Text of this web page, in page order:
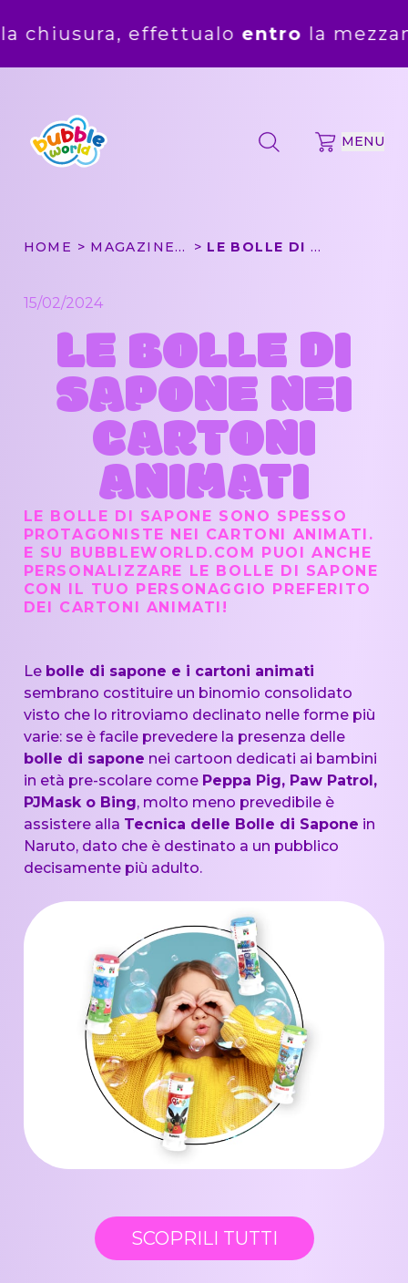
effettualoentrola mezzanotte del
MENU
HOME MAGAZINE: OLTRE LE BOLLE LE BOLLE DI SAPONE NEI CARTONI ANIMATI
15/02/2024
LE BOLLE DI
SAPONE NEI
CARTONI
ANIMATI
LE BOLLE DI SAPONE SONO SPESSO
PROTAGONISTE NEI CARTONI ANIMATI.
E SU BUBBLEWORLD.COM PUOI ANCHE
PERSONALIZZARE LE BOLLE DI SAPONE
CON IL TUO PERSONAGGIO PREFERITO
DEI CARTONI ANIMATI!
Le bolle di sapone e i cartoni animati
sembrano costituire un binomio consolidato
visto che lo ritroviamo declinato nelle forme più
varie: se è facile prevedere la presenza delle
bolle di sapone nei cartoon dedicati ai bambini
in età pre-scolare come Peppa Pig, Paw Patrol,
PJMask o Bing, molto meno prevedibile è
assistere alla Tecnica delle Bolle di Sapone in
Naruto, dato che è destinato a un pubblico
decisamente più adulto.
SCOPRILI TUTTI